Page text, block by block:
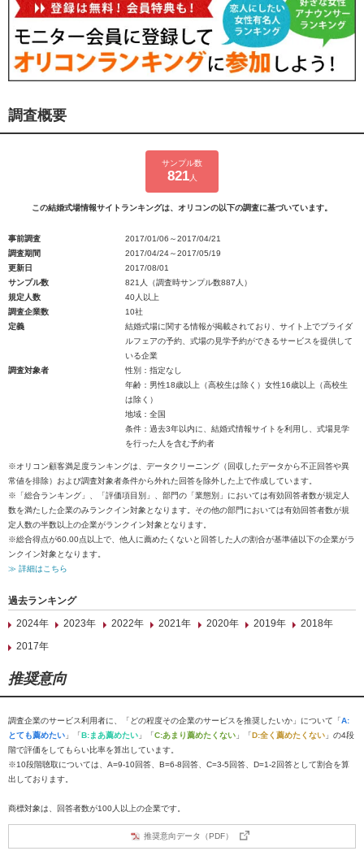
調査概要
サンプル数
821人
この結婚式場情報サイトランキングは、オリコンの以下の調査に基づいています。
事前調査
2017/01/06～2017/04/21
調査期間
2017/04/24～2017/05/19
更新日
2017/08/01
サンプル数
821人（調査時サンプル数887人）
規定人数
40人以上
調査企業数
10社
定義
結婚式場に関する情報が掲載されており、サイト上でブライダ
ルフェアの予約、式場の見学予約ができるサービスを提供して
いる企業
調査対象者
性別：指定なし
年齢：男性18歳以上（高校生は除く）女性16歳以上（高校生
は除く）
地域：全国
条件：過去3年以内に、結婚式情報サイトを利用し、式場見学
を行った人を含む予約者
※オリコン顧客満足度ランキングは、データクリーニング（回収したデータから不正回答や異
常値を排除）および調査対象者条件から外れた回答を除外した上で作成しています。
※「総合ランキング」、「評価項目別」、部門の「業態別」においては有効回答者数が規定人
数を満たした企業のみランクイン対象となります。その他の部門においては有効回答者数が規
定人数の半数以上の企業がランクイン対象となります。
※総合得点が60.00点以上で、他人に薦めたくないと回答した人の割合が基準値以下の企業がラ
ンクイン対象となります。
≫ 詳細はこちら
過去ランキング
2024年
2023年 2022年 2021年 2020年 2019年
2018年
2017年
推奨意向
調査企業のサービス利用者に、「どの程度その企業のサービスを推奨したいか」について「A:
とても薦めたい 」「B:まあ薦めたい 」「C:あまり薦めたくない 」「D:全く薦めたくない 」の4段
階で評価をしてもらい比率を算出しています。
※10段階聴取については、A=9-10回答、B=6-8回答、C=3-5回答、D=1-2回答として割合を算
出しております。
商標対象は、回答者数が100人以上の企業です。
推奨意向データ（PDF）